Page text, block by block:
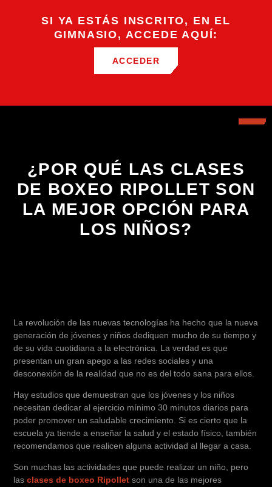
SI YA ESTÁS INSCRITO, EN EL
GIMNASIO, ACCEDE AQUÍ:
ACCEDER
¿POR QUÉ LAS CLASES
DE BOXEO RIPOLLET SON
LA MEJOR OPCIÓN PARA
LOS NIÑOS?
La revolución de las nuevas tecnologías ha hecho que la nueva
generación de jóvenes y niños dediquen mucho de su tiempo y
de su vida cuotidiana a la electrónica. La verdad es que
presentan un gran apego a las redes sociales y una
desconexión de la realidad que no es del todo sana para ellos.
Hay estudios que demuestran que los jóvenes y los niños
necesitan dedicar al ejercicio mínimo 30 minutos diarios para
poder promover un saludable crecimiento. Si es cierto que la
escuela ya tiende a enseñar la salud y el estado físico, también
recomendamos que realicen alguna actividad al llegar a casa.
Son muchas las actividades que puede realizar un niño, pero
lasclases de boxeo Ripollet son una de las mejores